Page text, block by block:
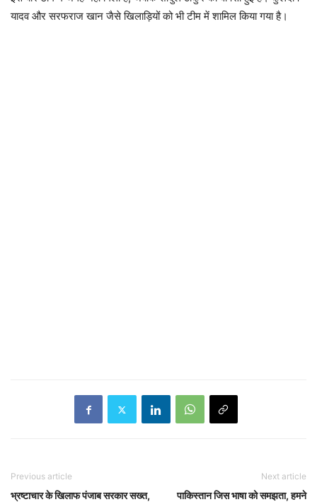
यादव और सरफराज खान जैसे खिलाड़ियों को भी टीम में शामिल किया गया है।
Previous article
भ्रष्टाचार के खिलाफ पंजाब सरकार सख्त,
Next article
पाकिस्तान जिस भाषा को समझता, हमने